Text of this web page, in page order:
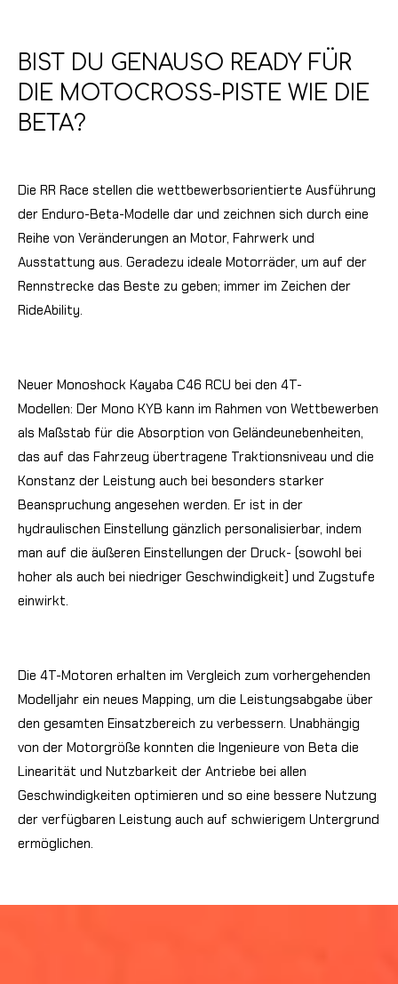
BIST DU GENAUSO READY FÜR
DIE MOTOCROSS-PISTE WIE DIE
BETA?
Die RR Race stellen die wettbewerbsorientierte Ausführung
der Enduro-Beta-Modelle dar und zeichnen sich durch eine
Reihe von Veränderungen an Motor, Fahrwerk und
Ausstattung aus. Geradezu ideale Motorräder, um auf der
Rennstrecke das Beste zu geben; immer im Zeichen der
RideAbility.
Neuer Monoshock Kayaba C46 RCU bei den 4T-
Modellen: Der Mono KYB kann im Rahmen von Wettbewerben
als Maßstab für die Absorption von Geländeunebenheiten,
das auf das Fahrzeug übertragene Traktionsniveau und die
Konstanz der Leistung auch bei besonders starker
Beanspruchung angesehen werden. Er ist in der
hydraulischen Einstellung gänzlich personalisierbar, indem
man auf die äußeren Einstellungen der Druck- (sowohl bei
hoher als auch bei niedriger Geschwindigkeit) und Zugstufe
einwirkt.
Die 4T-Motoren erhalten im Vergleich zum vorhergehenden
Modelljahr ein neues Mapping, um die Leistungsabgabe über
den gesamten Einsatzbereich zu verbessern. Unabhängig
von der Motorgröße konnten die Ingenieure von Beta die
Linearität und Nutzbarkeit der Antriebe bei allen
Geschwindigkeiten optimieren und so eine bessere Nutzung
der verfügbaren Leistung auch auf schwierigem Untergrund
ermöglichen.